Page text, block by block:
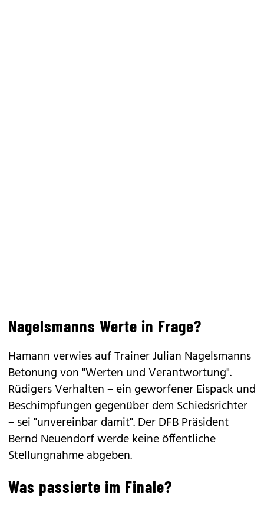
Nagelsmanns Werte in Frage?
Hamann verwies auf Trainer Julian Nagelsmanns
Betonung von "Werten und Verantwortung".
Rüdigers Verhalten – ein geworfener Eispack und
Beschimpfungen gegenüber dem Schiedsrichter
– sei "unvereinbar damit". Der DFB Präsident
Bernd Neuendorf werde keine öffentliche
Stellungnahme abgeben.
Was passierte im Finale?